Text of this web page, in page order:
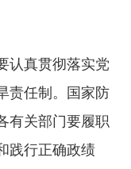
认真贯彻落实党
责任制。国家防
有关部门要履职
践行正确政绩